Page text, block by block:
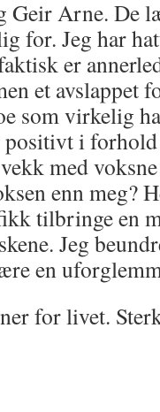
Geir Arne. De
for. Jeg har
er
et avslappet
som virkelig
i
med
enn meg?
tilbringe en
Jeg
en
for livet.